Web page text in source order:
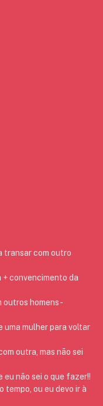
transar com outro
+ convencimento da
outros homens -
uma mulher para voltar
outra, mas não sei
eu não sei o que fazer!!
tempo, ou eu devo ir à